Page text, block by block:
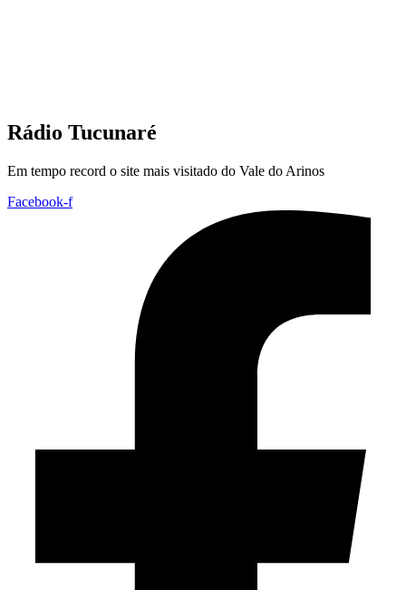
Rádio Tucunaré
Em tempo record o site mais visitado do Vale do Arinos
Facebook-f